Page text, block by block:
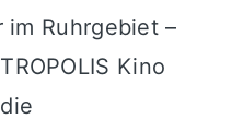
im Ruhrgebiet –
Kino